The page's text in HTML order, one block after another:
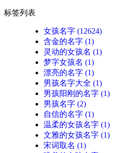
标签列表
女孩名字 (12624)
含金的名字 (1)
灵动的女孩名 (1)
梦字女孩名 (1)
漂亮的名字 (1)
男孩名字大全 (1)
男孩阳刚的名字 (1)
男孩名字 (2)
自信的名字 (1)
温柔的女孩名字 (1)
文雅的女孩名字 (1)
宋词取名 (1)